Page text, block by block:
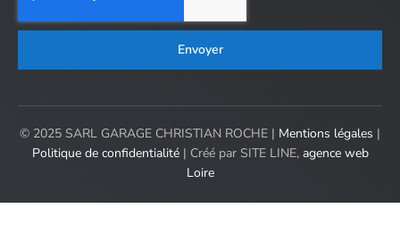
Envoyer
© 2025 SARL GARAGE CHRISTIAN ROCHE | Mentions légales |
Politique de confidentialité| Créé par SITE LINE, agence web
Loire